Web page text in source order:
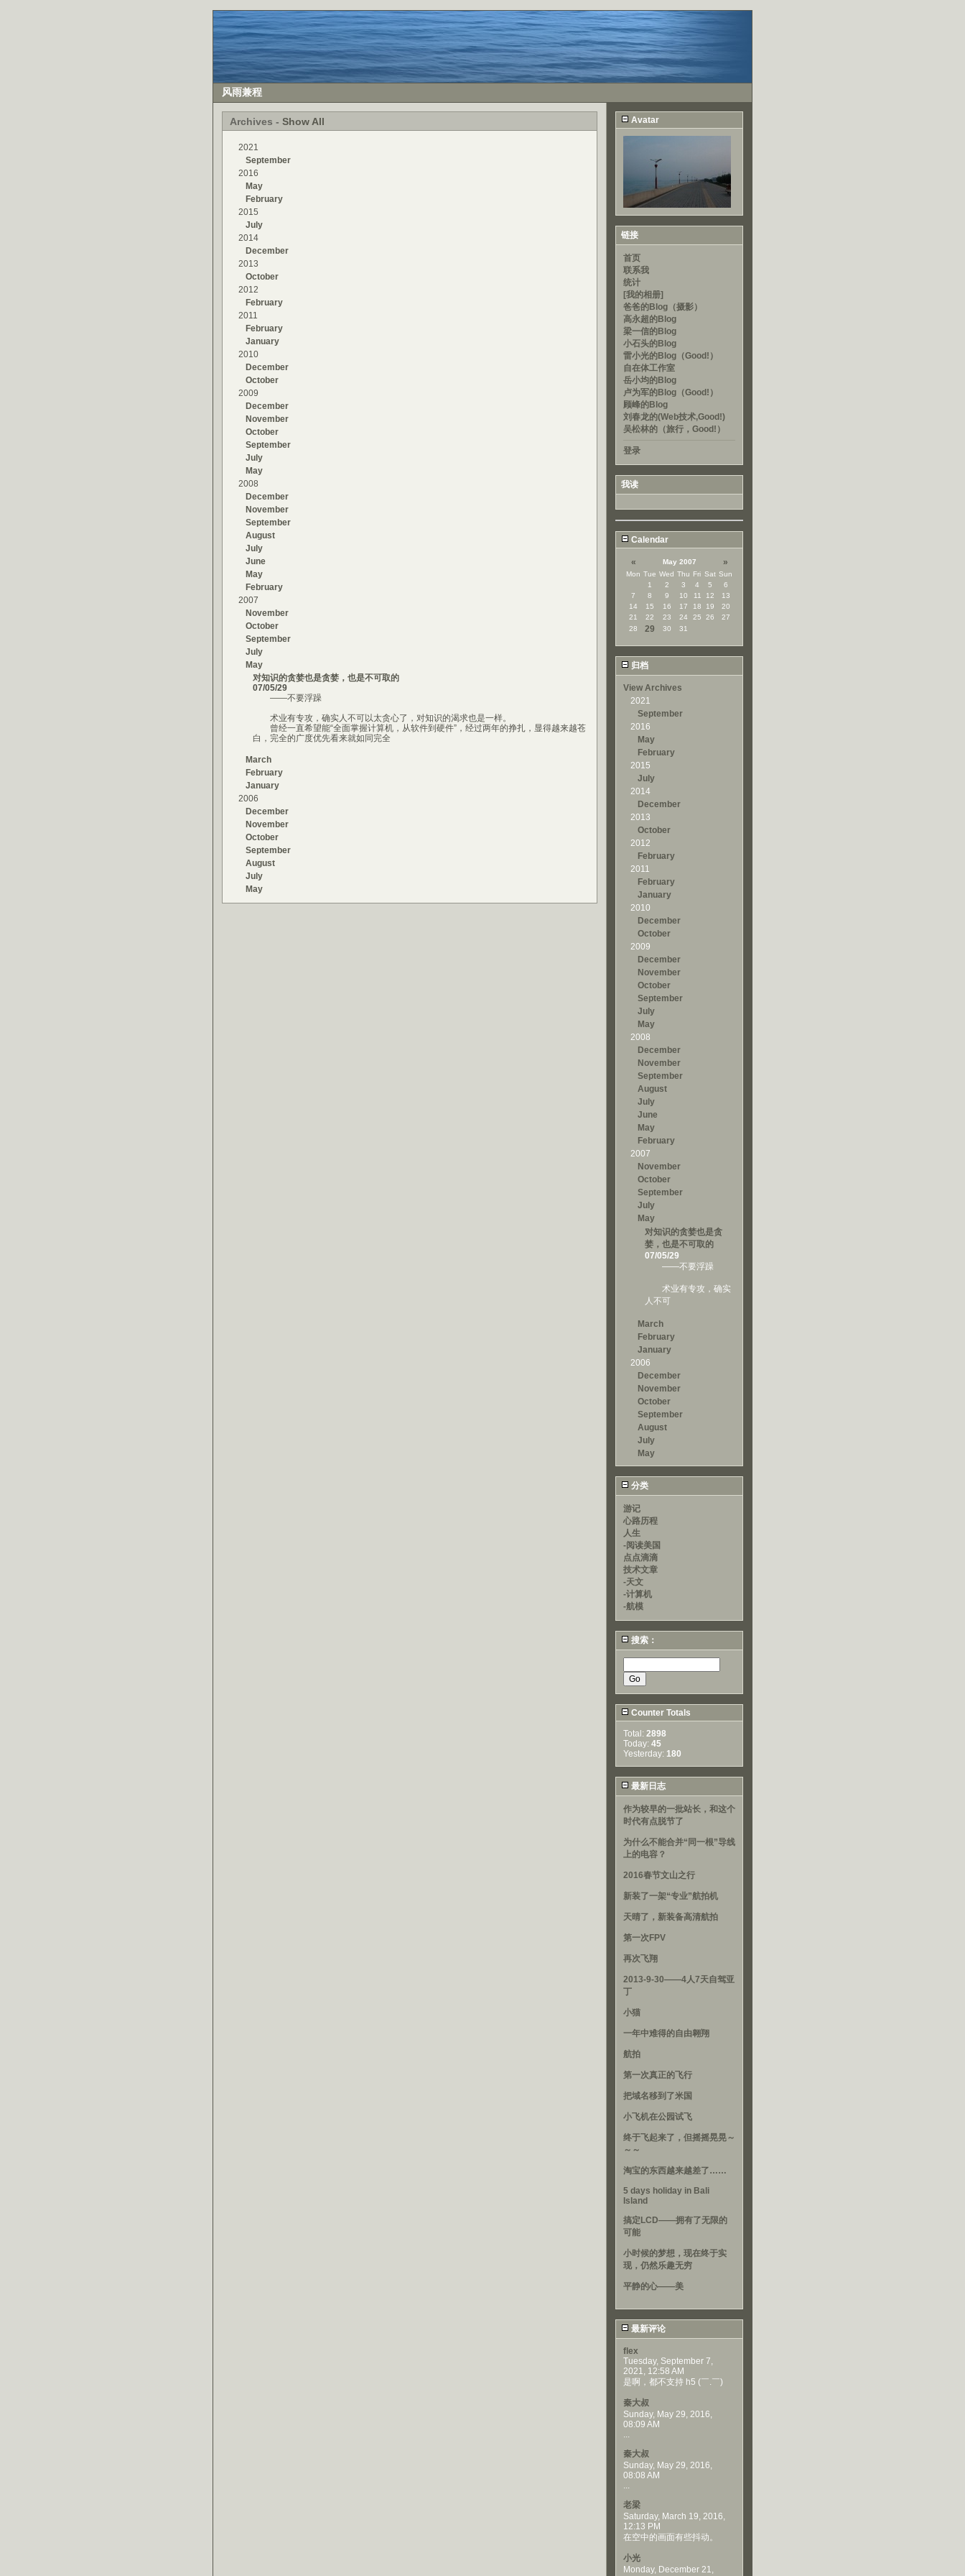
风雨兼程
Archives - Show All
2021
September
2016
May
February
2015
July
2014
December
2013
October
2012
February
2011
February
January
2010
December
October
2009
December
November
October
September
July
May
2008
December
November
September
August
July
June
May
February
2007
November
October
September
July
May
对知识的贪婪也是贪婪，也是不可取的
07/05/29
——不要浮躁
术业有专攻，确实人不可以太贪心了，对知识的渴求也是一样。
曾经一直希望能“全面掌握计算机，从软件到硬件”，经过两年的挣扎，显得越来越苍
白，完全的广度优先看来就如同完全
March
February
January
2006
December
November
October
September
August
July
May
Avatar
链接
首页
联系我
统计
[我的相册]
爸爸的Blog（摄影）
高永超的Blog
梁一信的Blog
小石头的Blog
雷小光的Blog（Good!）
自在体工作室
岳小均的Blog
卢为军的Blog（Good!）
顾峰的Blog
刘春龙的(Web技术,Good!)
吴松林的（旅行，Good!）
登录
我读
Calendar
« May 2007 »
Mon Tue Wed Thu Fri Sat Sun
1
2 3 4 5
6
7
8 9 10 11 12
13
14
15 16 17 18 19
20
21
22 23 24 25 26
27
28
29 30 31
归档
View Archives
2021
September
2016
May
February
2015
July
2014
December
2013
October
2012
February
2011
February
January
2010
December
October
2009
December
November
October
September
July
May
2008
December
November
September
August
July
June
May
February
2007
November
October
September
July
May
对知识的贪婪也是贪
婪，也是不可取的
07/05/29
——不要浮躁
术业有专攻，确实
人不可
March
February
January
2006
December
November
October
September
August
July
May
分类
游记
心路历程
人生
-阅读美国
点点滴滴
技术文章
-天文
-计算机
-航模
搜索：
Counter Totals
Total: 2898
Today: 45
Yesterday: 180
最新日志
作为较早的一批站长，和这个
时代有点脱节了
为什么不能合并“同一根”导线
上的电容？
2016春节文山之行
新装了一架“专业”航拍机
天晴了，新装备高清航拍
第一次FPV
再次飞翔
2013-9-30——4人7天自驾亚
丁
小猫
一年中难得的自由翱翔
航拍
第一次真正的飞行
把域名移到了米国
小飞机在公园试飞
终于飞起来了，但摇摇晃晃～
～～
淘宝的东西越来越差了……
5 days holiday in Bali
Island
搞定LCD——拥有了无限的
可能
小时候的梦想，现在终于实
现，仍然乐趣无穷
平静的心——美
最新评论
flex
Tuesday, September 7,
2021, 12:58 AM
是啊，都不支持 h5 (￣.￣)
秦大叔
Sunday, May 29, 2016,
08:09 AM
...
秦大叔
Sunday, May 29, 2016,
08:08 AM
...
老梁
Saturday, March 19, 2016,
12:13 PM
在空中的画面有些抖动。
小光
Monday, December 21,